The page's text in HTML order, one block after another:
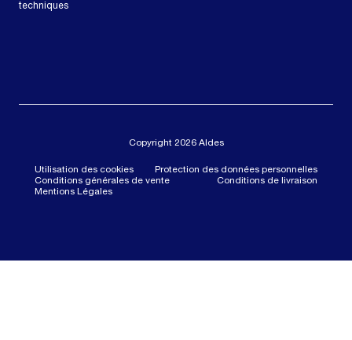
techniques
Copyright 2026 Aldes
Utilisation des cookies
Protection des données personnelles
Conditions générales de vente
Conditions de livraison
Mentions Légales